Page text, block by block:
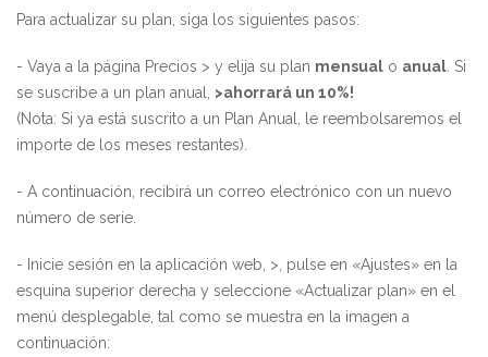
Para actualizar su plan, siga los siguientes pasos:
- Vaya a la página Precios > y elija su plan mensual o anual. Si
se suscribe a un plan anual, >ahorrará un 10%!
(Nota: Si ya está suscrito a un Plan Anual, le reembolsaremos el
importe de los meses restantes).
- A continuación, recibirá un correo electrónico con un nuevo
número de serie.
- Inicie sesión en la aplicación web, >, pulse en «Ajustes» en la
esquina superior derecha y seleccione «Actualizar plan» en el
menú desplegable, tal como se muestra en la imagen a
continuación: